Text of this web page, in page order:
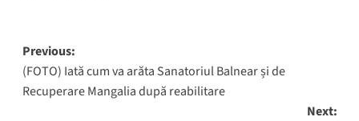
Post
navigation
Previous:
(FOTO) Iată cum va arăta Sanatoriul Balnear și de
Recuperare Mangalia după reabilitare
Next: